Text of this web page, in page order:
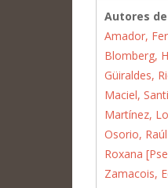
Autores
Amador,
Blomberg,
Güiraldes,
Maciel,
Martínez,
Osorio,
Roxana
Zamacois,